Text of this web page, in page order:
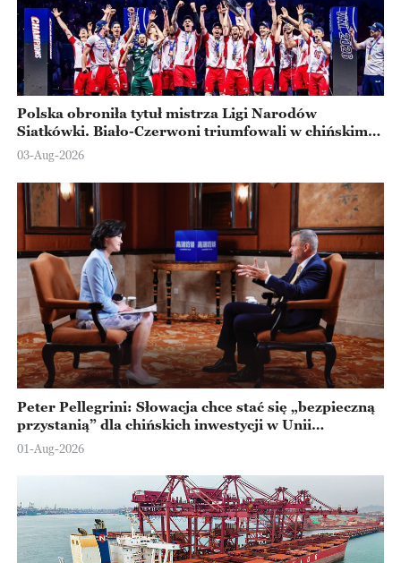
Polska obroniła tytuł mistrza Ligi Narodów
Siatkówki. Biało-Czerwoni triumfowali w chińskim
Ningbo
03-Aug-2026
Peter Pellegrini: Słowacja chce stać się „bezpieczną
przystanią” dla chińskich inwestycji w Unii
Europejskiej
01-Aug-2026